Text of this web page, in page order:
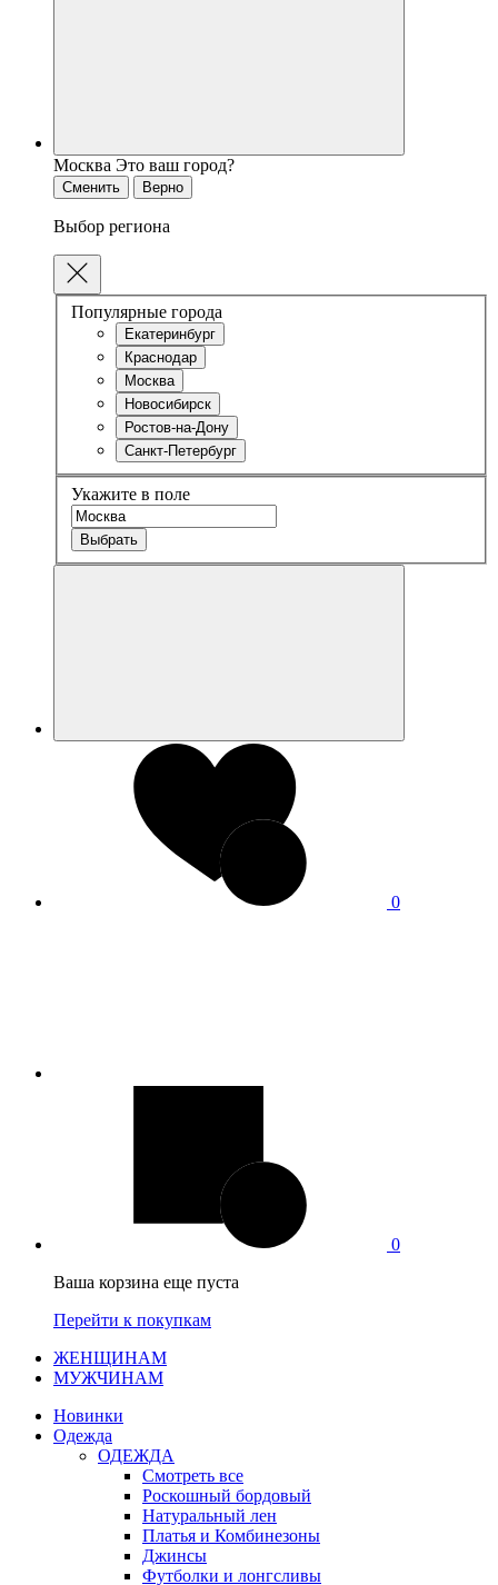
Москва Это ваш город?
Сменить Верно
Выбор региона
Популярные города
Екатеринбург
Краснодар
Москва
Новосибирск
Ростов-на-Дону
Санкт-Петербург
Укажите в поле
Выбрать
0
0
Ваша корзина еще пуста
Перейти к покупкам
ЖЕНЩИНАМ
МУЖЧИНАМ
Новинки
Одежда
ОДЕЖДА
Смотреть все
Роскошный бордовый
Натуральный лен
Платья и Комбинезоны
Джинсы
Футболки и лонгсливы